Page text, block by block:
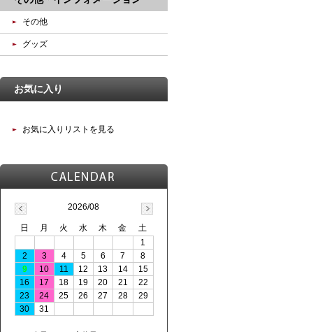
その他
グッズ
お気に入り
お気に入りリストを見る
2026/08
日 月 火 水 木 金
土
1
2
3 4 5 6 7
8
9
10 11 12 13 14
15
16
17 18 19 20 21
22
23
24 25 26 27 28
29
30
31